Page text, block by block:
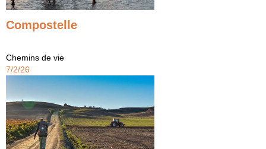
Compostelle
Chemins de vie
7/2/26